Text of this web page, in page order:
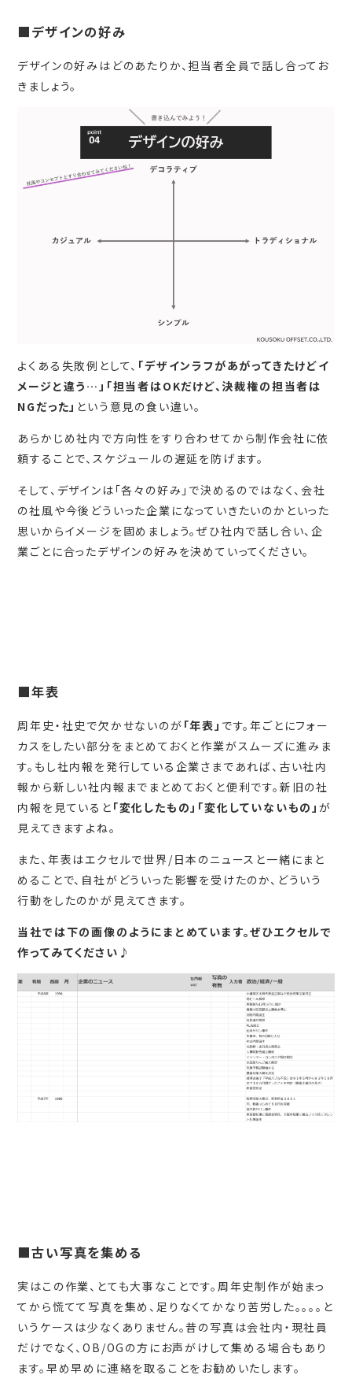
■デザインの好み
デザインの好みはどのあたりか、担当者全員で話し合ってお
きましょう。
よくある失敗例として、 「デザインラフがあがってきたけどイ
メージと違う…」「担当者はOKだけど、決裁権の担当者は
NGだった」 という意見の食い違い。
あらかじめ社内で方向性をすり合わせてから制作会社に依
頼することで、スケジュールの遅延を防げます。
そして、デザインは「各々の好み」で決めるのではなく、会社
の社風や今後どういった企業になっていきたいのかといった
思いからイメージを固めましょう。ぜひ社内で話し合い、企
業ごとに合ったデザインの好みを決めていってください。
■年表
周年史・社史で欠かせないのが 「年表」 です。年ごとにフォー
カスをしたい部分をまとめておくと作業がスムーズに進みま
す。もし社内報を発行している企業さまであれば、古い社内
報から新しい社内報までまとめておくと便利です。新旧の社
内報を見ていると 「変化したもの」「変化していないもの」が
見えてきますよね。
また、年表はエクセルで世界/日本のニュースと一緒にまと
めることで、自社がどういった影響を受けたのか、どういう
行動をしたのかが見えてきます。
当社では下の画像のようにまとめています。ぜひエクセルで
作ってみてください♪
■古い写真を集める
実はこの作業、とても大事なことです。周年史制作が始まっ
てから慌てて写真を集め、足りなくてかなり苦労した。。。。と
いうケースは少なくありません。昔の写真は会社内・現社員
だけでなく、OB/OGの方にお声がけして集める場合もあり
ます。早め早めに連絡を取ることをお勧めいたします。